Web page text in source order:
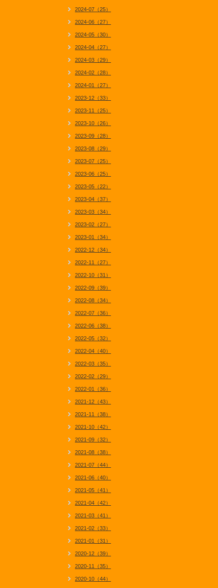
2024-07（25）
2024-06（27）
2024-05（30）
2024-04（27）
2024-03（29）
2024-02（28）
2024-01（27）
2023-12（33）
2023-11（25）
2023-10（26）
2023-09（28）
2023-08（29）
2023-07（25）
2023-06（25）
2023-05（22）
2023-04（37）
2023-03（34）
2023-02（27）
2023-01（34）
2022-12（34）
2022-11（27）
2022-10（31）
2022-09（39）
2022-08（34）
2022-07（36）
2022-06（38）
2022-05（32）
2022-04（40）
2022-03（35）
2022-02（29）
2022-01（36）
2021-12（43）
2021-11（38）
2021-10（42）
2021-09（32）
2021-08（38）
2021-07（44）
2021-06（40）
2021-05（41）
2021-04（42）
2021-03（41）
2021-02（33）
2021-01（31）
2020-12（39）
2020-11（35）
2020-10（44）